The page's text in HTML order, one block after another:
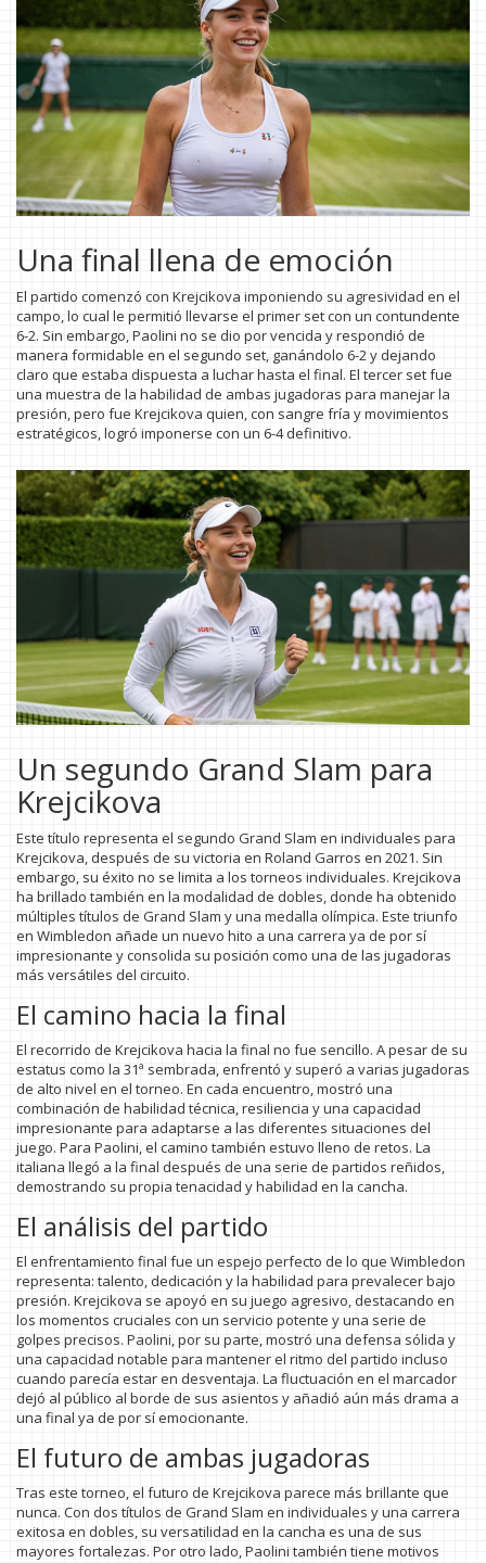
Una final llena de emoción
El partido comenzó con Krejcikova imponiendo su agresividad en el
campo, lo cual le permitió llevarse el primer set con un contundente
6-2. Sin embargo, Paolini no se dio por vencida y respondió de
manera formidable en el segundo set, ganándolo 6-2 y dejando
claro que estaba dispuesta a luchar hasta el final. El tercer set fue
una muestra de la habilidad de ambas jugadoras para manejar la
presión, pero fue Krejcikova quien, con sangre fría y movimientos
estratégicos, logró imponerse con un 6-4 definitivo.
Un segundo Grand Slam para
Krejcikova
Este título representa el segundo Grand Slam en individuales para
Krejcikova, después de su victoria en Roland Garros en 2021. Sin
embargo, su éxito no se limita a los torneos individuales. Krejcikova
ha brillado también en la modalidad de dobles, donde ha obtenido
múltiples títulos de Grand Slam y una medalla olímpica. Este triunfo
en Wimbledon añade un nuevo hito a una carrera ya de por sí
impresionante y consolida su posición como una de las jugadoras
más versátiles del circuito.
El camino hacia la final
El recorrido de Krejcikova hacia la final no fue sencillo. A pesar de su
estatus como la 31ª sembrada, enfrentó y superó a varias jugadoras
de alto nivel en el torneo. En cada encuentro, mostró una
combinación de habilidad técnica, resiliencia y una capacidad
impresionante para adaptarse a las diferentes situaciones del
juego. Para Paolini, el camino también estuvo lleno de retos. La
italiana llegó a la final después de una serie de partidos reñidos,
demostrando su propia tenacidad y habilidad en la cancha.
El análisis del partido
El enfrentamiento final fue un espejo perfecto de lo que Wimbledon
representa: talento, dedicación y la habilidad para prevalecer bajo
presión. Krejcikova se apoyó en su juego agresivo, destacando en
los momentos cruciales con un servicio potente y una serie de
golpes precisos. Paolini, por su parte, mostró una defensa sólida y
una capacidad notable para mantener el ritmo del partido incluso
cuando parecía estar en desventaja. La fluctuación en el marcador
dejó al público al borde de sus asientos y añadió aún más drama a
una final ya de por sí emocionante.
El futuro de ambas jugadoras
Tras este torneo, el futuro de Krejcikova parece más brillante que
nunca. Con dos títulos de Grand Slam en individuales y una carrera
exitosa en dobles, su versatilidad en la cancha es una de sus
mayores fortalezas. Por otro lado, Paolini también tiene motivos